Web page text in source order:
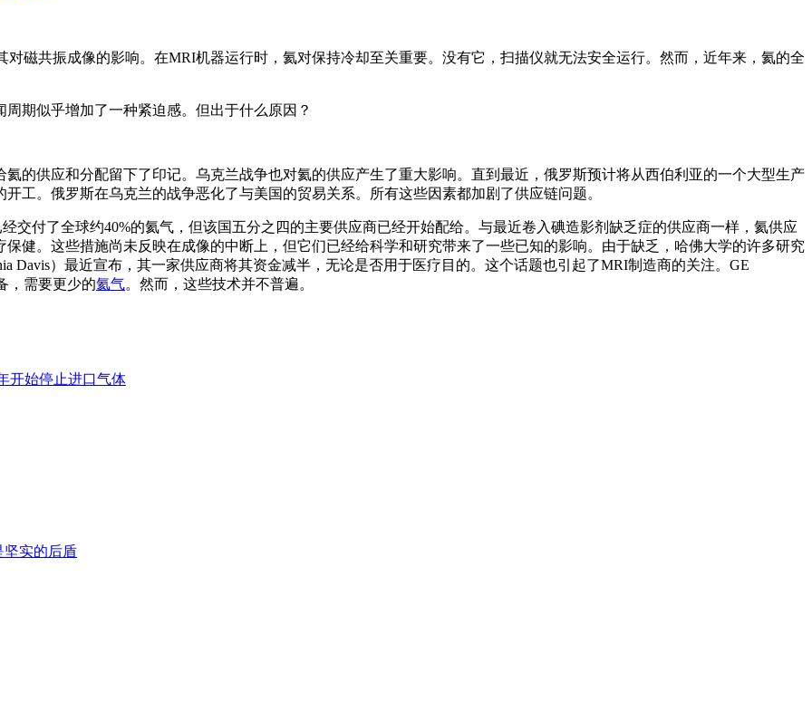
磁共振成像的影响。在MRI机器运行时，氦对保持冷却至关重要。没有它，扫描仪就无法安全运行。然而，近年来，氦的全
期似乎增加了一种紧迫感。但出于什么原因？
的供应和分配留下了印记。乌克兰战争也对氦的供应产生了重大影响。直到最近，俄罗斯预计将从西伯利亚的一个大型生产
开工。俄罗斯在乌克兰的战争恶化了与美国的贸易关系。所有这些因素都加剧了供应链问题。
交付了全球约40%的氦气，但该国五分之四的主要供应商已经开始配给。与最近卷入碘造影剂缺乏症的供应商一样，氦供应
健。这些措施尚未反映在成像的中断上，但它们已经给科学和研究带来了一些已知的影响。由于缺乏，哈佛大学的许多研究
Davis）最近宣布，其一家供应商将其资金减半，无论是否用于医疗目的。这个话题也引起了MRI制造商的关注。GE
，需要更少的氦气。然而，这些技术并不普遍。
开始停止进口气体
坚实的后盾